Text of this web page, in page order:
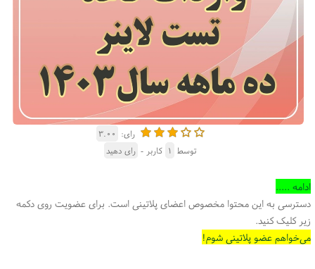
رای: ۳.۰۰
توسط ۱ کاربر - رای دهید
ادامه .....
دسترسی به این محتوا مخصوص اعضای پلاتینی است. برای عضویت روی دکمه
زیر کلیک کنید.
می‌خواهم عضو پلاتینی شوم!